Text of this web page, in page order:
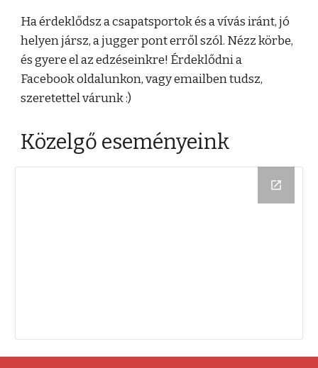
Ha érdeklődsz a csapatsportok és a vívás iránt, jó
helyen jársz, a jugger pont erről szól. Nézz körbe,
és gyere el az edzéseinkre! Érdeklődni a
Facebook oldalunkon, vagy emailben tudsz,
szeretettel várunk :)
Közelgő eseményeink